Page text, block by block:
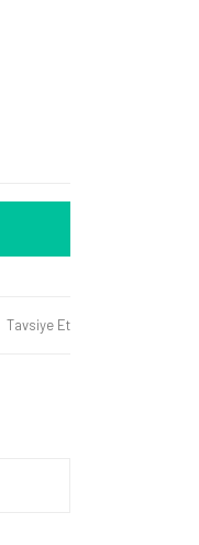
Tavsiye Et